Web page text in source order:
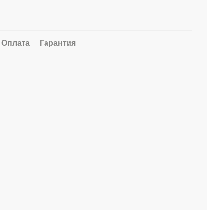
Оплата Гарантия